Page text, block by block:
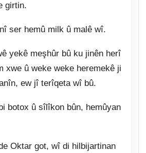
girtin.
ser hemû milk û malê wî.
yekê meşhûr bû ku jinên herî
xwe û weke weke heremekê ji
ew jî terîqeta wî bû.
botox û sîlîkon bûn, hemûyan
Oktar got, wî di hilbijartinan